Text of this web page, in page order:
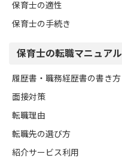
保育士の適性
保育士の手続き
保育士の転職マニュアル
履歴書・職務経歴書の書き方
面接対策
転職理由
転職先の選び方
紹介サービス利用